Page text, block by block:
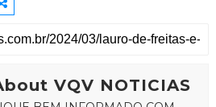
VQV NOTICIAS